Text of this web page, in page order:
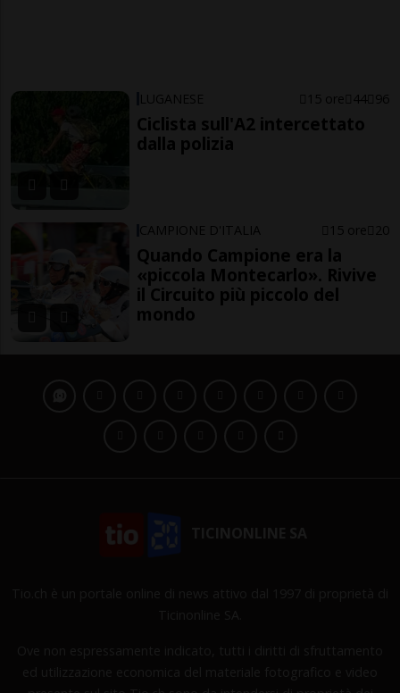
LUGANESE 15 ore 44 96
Ciclista sull'A2 intercettato
dalla polizia
CAMPIONE D'ITALIA 15 ore 20
Quando Campione era la
«piccola Montecarlo». Rivive
il Circuito più piccolo del
mondo